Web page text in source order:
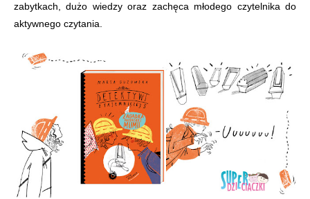
zabytkach, dużo wiedzy oraz zachęca młodego czytelnika do
aktywnego czytania.